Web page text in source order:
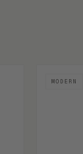
MODERN